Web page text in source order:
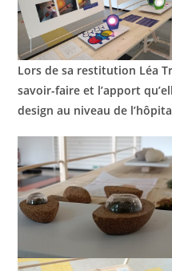
Lors de sa restitution Léa
savoir-faire et l’apport
design au niveau de